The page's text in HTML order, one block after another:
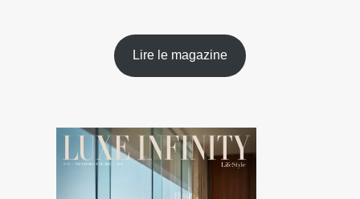
Lire le magazine